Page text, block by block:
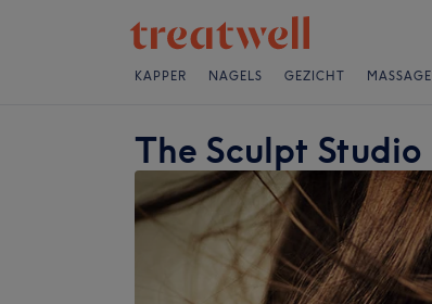
KAPPER NAGELS GEZICHT MASSAGE
The Sculpt Studio